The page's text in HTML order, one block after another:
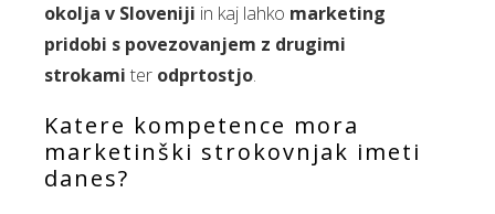
okolja v Sloveniji in kaj lahko marketing
pridobi s povezovanjem z drugimi
strokami ter odprtostjo.
Katere kompetence mora
marketinški strokovnjak imeti
danes?